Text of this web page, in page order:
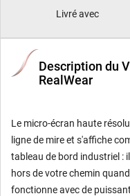
Livré avec
Description du
RealWear
Le micro-écran haute
ligne de mire et s'affiche
tableau de bord industriel :
hors de votre chemin
fonctionne avec de